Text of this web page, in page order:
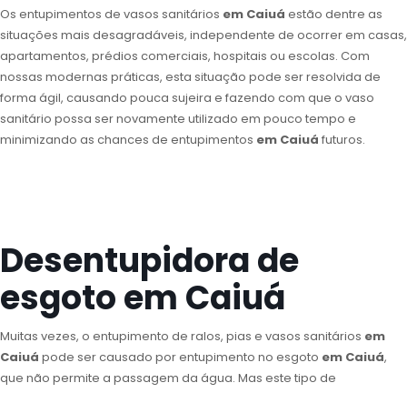
Os entupimentos de vasos sanitários em Caiuá estão dentre as
situações mais desagradáveis, independente de ocorrer em casas,
apartamentos, prédios comerciais, hospitais ou escolas. Com
nossas modernas práticas, esta situação pode ser resolvida de
forma ágil, causando pouca sujeira e fazendo com que o vaso
sanitário possa ser novamente utilizado em pouco tempo e
minimizando as chances de entupimentos em Caiuá futuros.
Desentupidora de
esgoto em Caiuá
Muitas vezes, o entupimento de ralos, pias e vasos sanitários em
Caiuá pode ser causado por entupimento no esgoto em Caiuá,
que não permite a passagem da água. Mas este tipo de